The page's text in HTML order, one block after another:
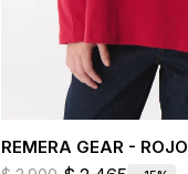
REMERA GEAR - ROJO